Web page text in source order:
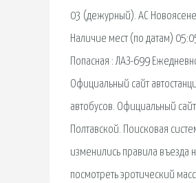
03 (дежурный). АС
Наличие мест (по датам)
Попасная : ЛАЗ-699
Официальный сайт
автобусов. Официальный
Полтавской. Поисковая
изменились правила въезда
посмотреть эротический